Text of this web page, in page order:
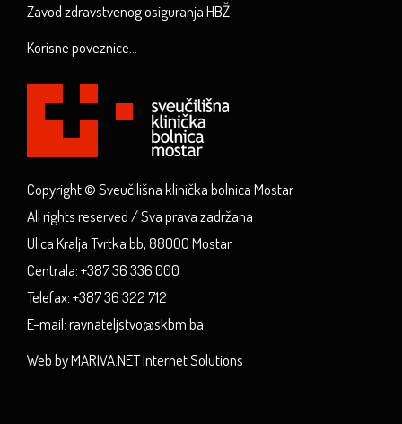
Zavod zdravstvenog osiguranja HBŽ
Korisne poveznice...
Copyright © Sveučilišna klinička bolnica Mostar
All rights reserved / Sva prava zadržana
Ulica Kralja Tvrtka bb, 88000 Mostar
Centrala: +387 36 336 000
Telefax: +387 36 322 712
E-mail: ravnateljstvo@skbm.ba
Web by MARIVA.NET Internet Solutions